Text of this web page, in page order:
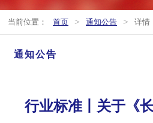
当前位置： 首页 > 通知公告 > 详情
通知公告
行业标准丨关于《